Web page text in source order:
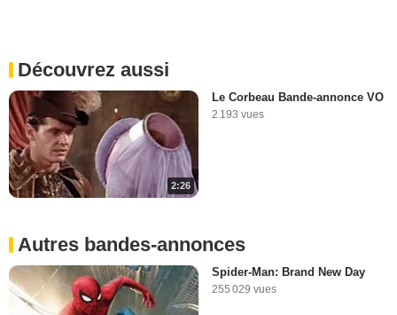
Découvrez aussi
2:26
Le Corbeau Bande-annonce VO
2 193 vues
Autres bandes-annonces
Spider-Man: Brand New Day
255 029 vues